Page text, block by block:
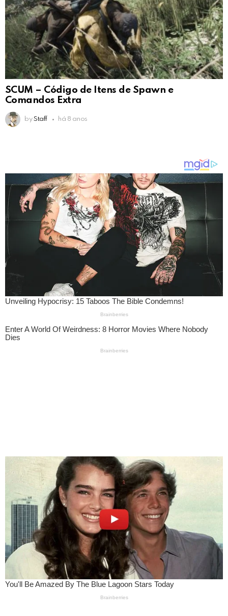
SCUM – Código de Itens de Spawn e
Comandos Extra
by Staff há 8 anos